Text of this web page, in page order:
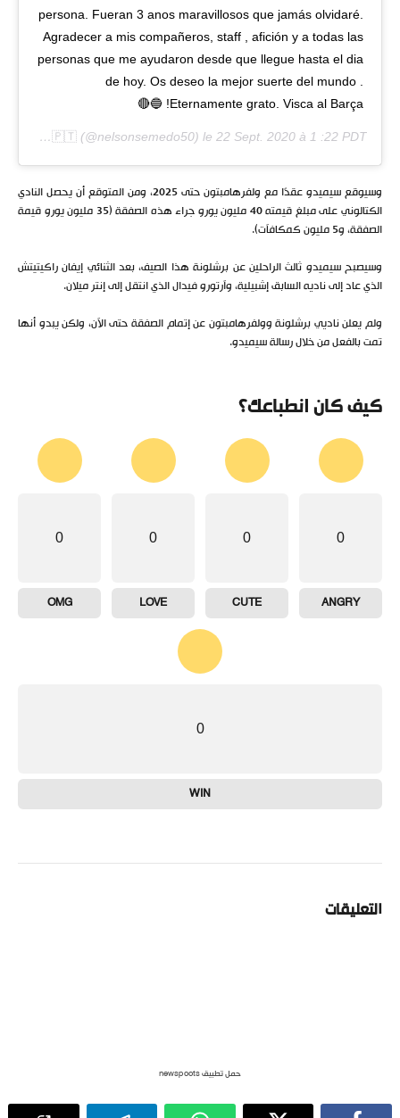
persona. Fueran 3 anos maravillosos que jamás olvidaré.
Agradecer a mis compañeros, staff , afición y a todas las
personas que me ayudaron desde que llegue hasta el dia
de hoy. Os deseo la mejor suerte del mundo .
Eternamente grato. Visca al Barça! 🔵🔴
Nelson Semedo 🇨🇻🇵🇹(@nelsonsemedo50) le22 Sept. 2020 à 1 :22 PDT
وسيوقع سيميدو عقدًا مع ولفرهامبتون حتى 2025، ومن المتوقع أن يحصل النادي
الكتالوني على مبلغ قيمته 40 مليون يورو جراء هذه الصفقة (35 مليون يورو قيمة
الصفقة، و5 مليون كمكافآت).
وسيصبح سيميدو ثالث الراحلين عن برشلونة هذا الصيف، بعد الثنائي إيفان راكيتيتش
الذي عاد إلى ناديه السابق إشبيلية، وآرتورو فيدال الذي انتقل إلى إنتر ميلان.
ولم يعلن ناديي برشلونة وولفرهامبتون عن إتمام الصفقة حتى الآن، ولكن يبدو أنها
تمت بالفعل من خلال رسالة سيميدو.
كيف كان انطباعك؟
0
ANGRY
0
CUTE
0
LOVE
0
OMG
0
WIN
التعليقات
حمل تطبيق newspoots